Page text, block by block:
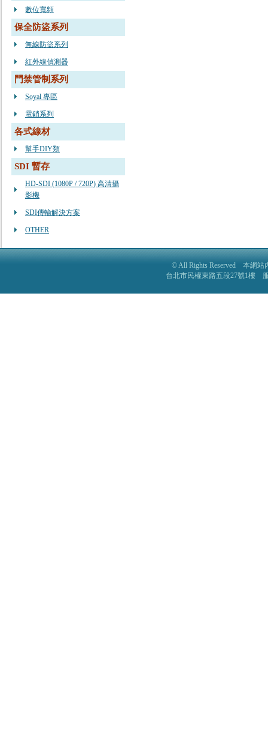
數位寬頻
保全防盜系列
無線防盜系列
紅外線偵測器
門禁管制系列
Soyal 專區
電鎖系列
各式線材
幫手DIY類
SDI 暫存
HD-SDI (1080P / 720P) 高清攝
影機
SDI傳輸解決方案
OTHER
© All Rights Reserved 本網站
台北市民權東路五段27號1樓